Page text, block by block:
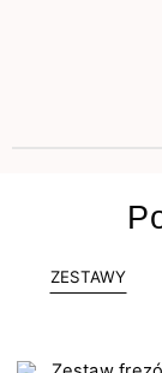
ZESTAWY